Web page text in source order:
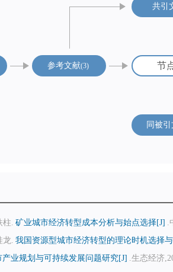
节
参考文献 3
共引
同被
柱. 矿业城市经济转型成本分析与始点选择[J] .
龙. 我国资源型城市经济转型的理论时机选择
产业规划与可持续发展问题研究[J] .生态经济